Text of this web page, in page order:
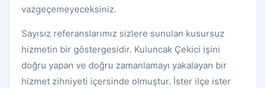
vazgeçemeyeceksiniz.
Sayısız referanslarımız sizlere sunulan kusursuz
hizmetin bir göstergesidir. Kuluncak Çekici işini
doğru yapan ve doğru zamanlamayı yakalayan bir
hizmet zihniyeti içersinde olmuştur. İster ilçe ister